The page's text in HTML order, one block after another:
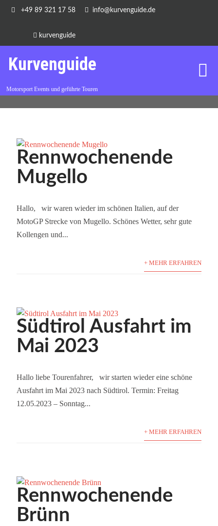
+49 89 321 17 58 info@kurvenguide.de
kurvenguide
Kurvenguide
Motorsport Events und geführte Touren
Rennwochenende
Mugello
Hallo, wir waren wieder im schönen Italien, auf der
MotoGP Strecke von Mugello. Schönes Wetter, sehr gute
Kollengen und...
+ MEHR ERFAHREN
Südtirol Ausfahrt im
Mai 2023
Hallo liebe Tourenfahrer, wir starten wieder eine schöne
Ausfahrt im Mai 2023 nach Südtirol. Termin: Freitag
12.05.2023 – Sonntag...
+ MEHR ERFAHREN
Rennwochenende
Brünn